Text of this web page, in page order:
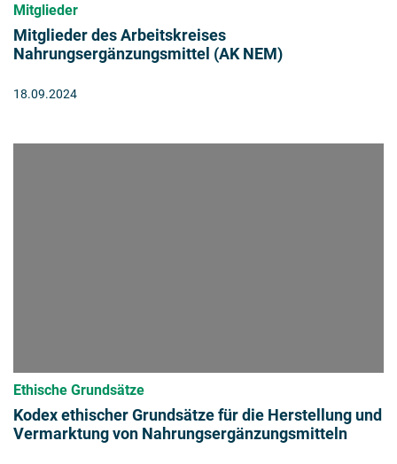
Mitglieder
Mitglieder des Arbeitskreises
Nahrungsergänzungsmittel (AK NEM)
18.09.2024
Ethische Grundsätze
Kodex ethischer Grundsätze für die Herstellung und
Vermarktung von Nahrungsergänzungsmitteln